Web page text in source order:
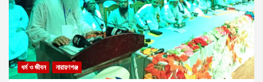
ধর্ম ও জীবন নারায়ণগঞ্জ